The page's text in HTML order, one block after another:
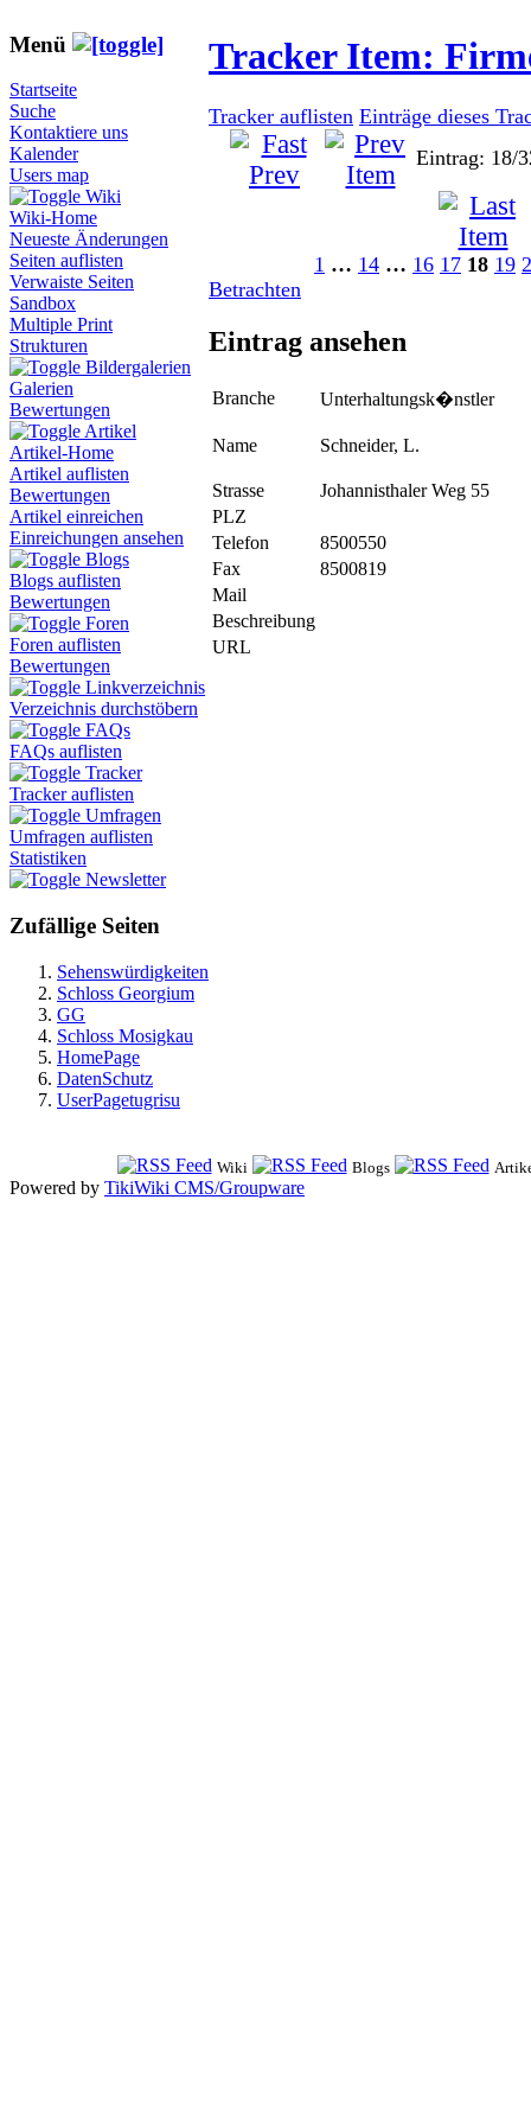
Menü
Startseite
Suche
Kontaktiere uns
Kalender
Users map
Wiki
Wiki-Home
Neueste Änderungen
Seiten auflisten
Verwaiste Seiten
Sandbox
Multiple Print
Strukturen
Bildergalerien
Galerien
Bewertungen
Artikel
Artikel-Home
Artikel auflisten
Bewertungen
Artikel einreichen
Einreichungen ansehen
Blogs
Blogs auflisten
Bewertungen
Foren
Foren auflisten
Bewertungen
Linkverzeichnis
Verzeichnis durchstöbern
FAQs
FAQs auflisten
Tracker
Tracker auflisten
Umfragen
Umfragen auflisten
Statistiken
Newsletter
Zufällige Seiten
Sehenswürdigkeiten
Schloss Georgium
GG
Schloss Mosigkau
HomePage
DatenSchutz
UserPagetugrisu
Tracker Item:
Tracker auflisten Einträge dieses
Eintrag: 18/
1 … 14 … 16 17 18 19
Betrachten
Eintrag ansehen
Branche Unterhaltungsk�nstler
Name Schneider, L.
Strasse
Johannisthaler Weg 55
PLZ
Telefon
8500550
Fax
8500819
Mail
Beschreibung
URL
Wiki Blogs
Powered by TikiWiki CMS/Groupware